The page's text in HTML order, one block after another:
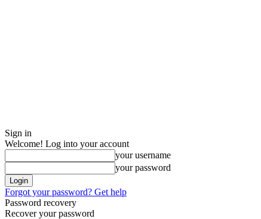
Sign in
Welcome! Log into your account
your username
your password
Forgot your password? Get help
Password recovery
Recover your password